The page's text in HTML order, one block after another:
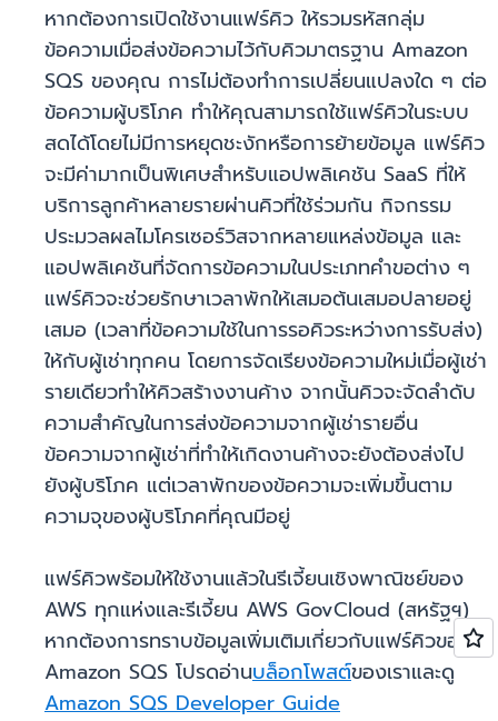
หากต้องการเปิดใช้งานแฟร์คิว ให้รวมรหัสกลุ่ม
ข้อความเมื่อส่งข้อความไว้กับคิวมาตรฐาน Amazon
SQS ของคุณ การไม่ต้องทำการเปลี่ยนแปลงใด ๆ ต่อ
ข้อความผู้บริโภค ทำให้คุณสามารถใช้แฟร์คิวในระบบ
สดได้โดยไม่มีการหยุดชะงักหรือการย้ายข้อมูล แฟร์คิว
จะมีค่ามากเป็นพิเศษสำหรับแอปพลิเคชัน SaaS ที่ให้
บริการลูกค้าหลายรายผ่านคิวที่ใช้ร่วมกัน กิจกรรม
ประมวลผลไมโครเซอร์วิสจากหลายแหล่งข้อมูล และ
แอปพลิเคชันที่จัดการข้อความในประเภทคำขอต่าง ๆ
แฟร์คิวจะช่วยรักษาเวลาพักให้เสมอต้นเสมอปลายอยู่
เสมอ (เวลาที่ข้อความใช้ในการรอคิวระหว่างการรับส่ง)
ให้กับผู้เช่าทุกคน โดยการจัดเรียงข้อความใหม่เมื่อผู้เช่า
รายเดียวทำให้คิวสร้างงานค้าง จากนั้นคิวจะจัดลำดับ
ความสำคัญในการส่งข้อความจากผู้เช่ารายอื่น
ข้อความจากผู้เช่าที่ทำให้เกิดงานค้างจะยังต้องส่งไป
ยังผู้บริโภค แต่เวลาพักของข้อความจะเพิ่มขึ้นตาม
ความจุของผู้บริโภคที่คุณมีอยู่
แฟร์คิวพร้อมให้ใช้งานแล้วในรีเจี้ยนเชิงพาณิชย์ของ
AWS ทุกแห่งและรีเจี้ยน AWS GovCloud (สหรัฐฯ)
หากต้องการทราบข้อมูลเพิ่มเติมเกี่ยวกับแฟร์คิวของ
Amazon SQS โปรดอ่านบล็อกโพสต์ของเราและดู
Amazon SQS Developer Guide